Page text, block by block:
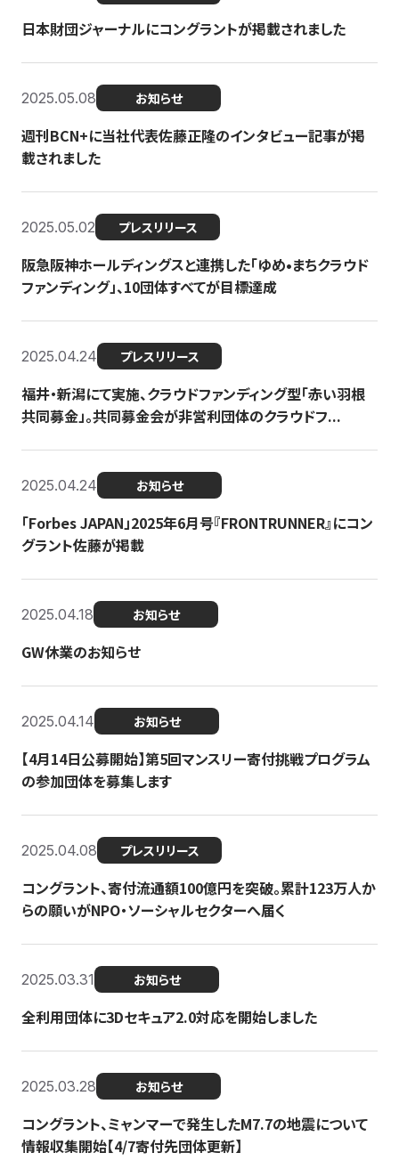
日本財団ジャーナルにコングラントが掲載されました
2025.05.08 お知らせ
週刊BCN+に当社代表佐藤正隆のインタビュー記事が掲
載されました
2025.05.02 プレスリリース
阪急阪神ホールディングスと連携した「ゆめ•まちクラウド
ファンディング」、10団体すべてが目標達成
2025.04.24 プレスリリース
福井・新潟にて実施、クラウドファンディング型「赤い羽根
共同募金」。共同募金会が非営利団体のクラウドフ...
2025.04.24 お知らせ
「Forbes JAPAN」2025年6月号『FRONTRUNNER』にコン
グラント佐藤が掲載
2025.04.18 お知らせ
GW休業のお知らせ
2025.04.14 お知らせ
【4月14日公募開始】第5回マンスリー寄付挑戦プログラム
の参加団体を募集します
2025.04.08 プレスリリース
コングラント、寄付流通額100億円を突破。累計123万人か
らの願いがNPO・ソーシャルセクターへ届く
2025.03.31 お知らせ
全利用団体に3Dセキュア2.0対応を開始しました
2025.03.28 お知らせ
コングラント、ミャンマーで発生したM7.7の地震について
情報収集開始【4/7寄付先団体更新】